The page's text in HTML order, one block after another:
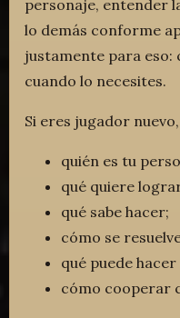
personaje, entender
lo demás conforme
justamente para eso:
cuando lo necesites.
Si eres jugador
quién es tu
qué quiere
qué sabe hacer;
cómo se
qué puede
cómo cooperar